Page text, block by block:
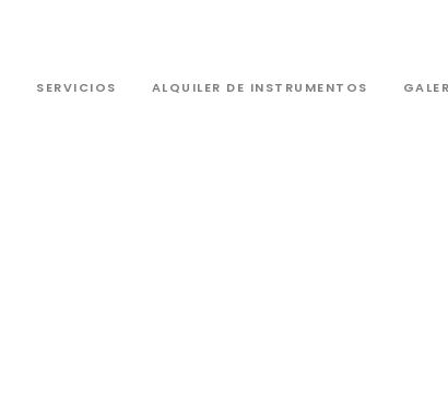
SERVICIOS ALQUILER DE INSTRUMENTOS